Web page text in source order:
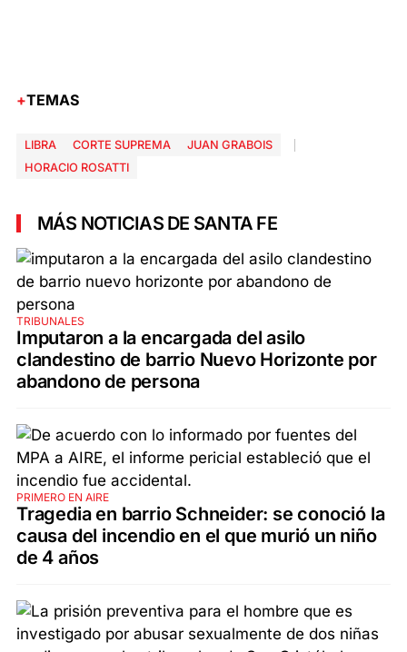
TEMAS
LIBRA CORTE SUPREMA
JUAN GRABOIS
HORACIO ROSATTI
MÁS NOTICIAS DE SANTA FE
TRIBUNALES
Imputaron a la encargada del asilo
clandestino de barrio Nuevo Horizonte por
abandono de persona
PRIMERO EN AIRE
Tragedia en barrio Schneider: se conoció la
causa del incendio en el que murió un niño
de 4 años